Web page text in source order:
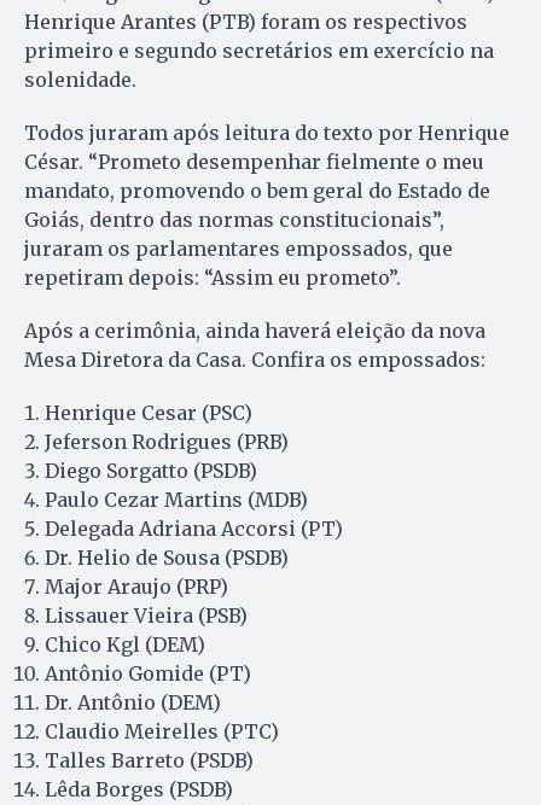
Henrique Arantes (PTB) foram os respectivos
primeiro e segundo secretários em exercício na
solenidade.
Todos juraram após leitura do texto por Henrique
César. “Prometo desempenhar fielmente o meu
mandato, promovendo o bem geral do Estado de
Goiás, dentro das normas constitucionais”,
juraram os parlamentares empossados, que
repetiram depois: “Assim eu prometo”.
Após a cerimônia, ainda haverá eleição da nova
Mesa Diretora da Casa. Confira os empossados:
Henrique Cesar (PSC)
Jeferson Rodrigues (PRB)
Diego Sorgatto (PSDB)
Paulo Cezar Martins (MDB)
Delegada Adriana Accorsi (PT)
Dr. Helio de Sousa (PSDB)
Major Araujo (PRP)
Lissauer Vieira (PSB)
Chico Kgl (DEM)
Antônio Gomide (PT)
Dr. Antônio (DEM)
Claudio Meirelles (PTC)
Talles Barreto (PSDB)
Lêda Borges (PSDB)